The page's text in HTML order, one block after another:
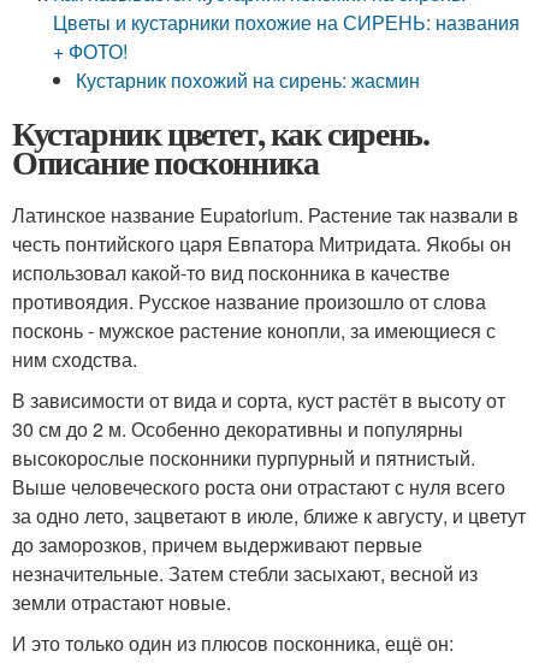
Цветы и кустарники похожие на СИРЕНЬ: названия
+ ФОТО!
Кустарник похожий на сирень: жасмин
Кустарник цветет, как сирень.
Описание посконника
Латинское название Eupatorium. Растение так назвали в
честь понтийского царя Евпатора Митридата. Якобы он
использовал какой-то вид посконника в качестве
противоядия. Русское название произошло от слова
посконь - мужское растение конопли, за имеющиеся с
ним сходства.
В зависимости от вида и сорта, куст растёт в высоту от
30 см до 2 м. Особенно декоративны и популярны
высокорослые посконники пурпурный и пятнистый.
Выше человеческого роста они отрастают с нуля всего
за одно лето, зацветают в июле, ближе к августу, и цветут
до заморозков, причем выдерживают первые
незначительные. Затем стебли засыхают, весной из
земли отрастают новые.
И это только один из плюсов посконника, ещё он: